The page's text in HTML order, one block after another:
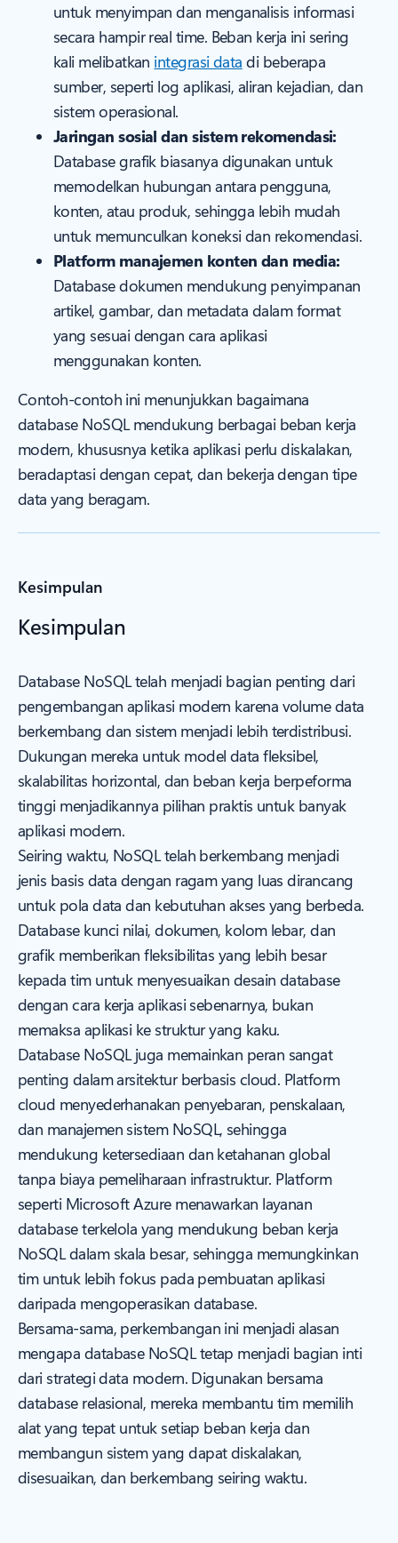
untuk menyimpan dan menganalisis informasi
secara hampir real time. Beban kerja ini sering
kali melibatkan integrasi data di beberapa
sumber, seperti log aplikasi, aliran kejadian, dan
sistem operasional.
Jaringan sosial dan sistem rekomendasi:
Database grafik biasanya digunakan untuk
memodelkan hubungan antara pengguna,
konten, atau produk, sehingga lebih mudah
untuk memunculkan koneksi dan rekomendasi.
Platform manajemen konten dan media:
Database dokumen mendukung penyimpanan
artikel, gambar, dan metadata dalam format
yang sesuai dengan cara aplikasi
menggunakan konten.
Contoh-contoh ini menunjukkan bagaimana
database NoSQL mendukung berbagai beban kerja
modern, khususnya ketika aplikasi perlu diskalakan,
beradaptasi dengan cepat, dan bekerja dengan tipe
data yang beragam.
Kesimpulan
Kesimpulan
Database NoSQL telah menjadi bagian penting dari
pengembangan aplikasi modern karena volume data
berkembang dan sistem menjadi lebih terdistribusi.
Dukungan mereka untuk model data fleksibel,
skalabilitas horizontal, dan beban kerja berpeforma
tinggi menjadikannya pilihan praktis untuk banyak
aplikasi modern.
Seiring waktu, NoSQL telah berkembang menjadi
jenis basis data dengan ragam yang luas dirancang
untuk pola data dan kebutuhan akses yang berbeda.
Database kunci nilai, dokumen, kolom lebar, dan
grafik memberikan fleksibilitas yang lebih besar
kepada tim untuk menyesuaikan desain database
dengan cara kerja aplikasi sebenarnya, bukan
memaksa aplikasi ke struktur yang kaku.
Database NoSQL juga memainkan peran sangat
penting dalam arsitektur berbasis cloud. Platform
cloud menyederhanakan penyebaran, penskalaan,
dan manajemen sistem NoSQL, sehingga
mendukung ketersediaan dan ketahanan global
tanpa biaya pemeliharaan infrastruktur. Platform
seperti Microsoft Azure menawarkan layanan
database terkelola yang mendukung beban kerja
NoSQL dalam skala besar, sehingga memungkinkan
tim untuk lebih fokus pada pembuatan aplikasi
daripada mengoperasikan database.
Bersama-sama, perkembangan ini menjadi alasan
mengapa database NoSQL tetap menjadi bagian inti
dari strategi data modern. Digunakan bersama
database relasional, mereka membantu tim memilih
alat yang tepat untuk setiap beban kerja dan
membangun sistem yang dapat diskalakan,
disesuaikan, dan berkembang seiring waktu.